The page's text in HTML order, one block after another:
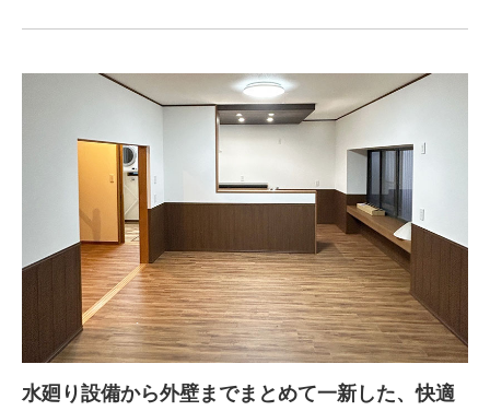
水廻り設備から外壁までまとめて一新した、快適